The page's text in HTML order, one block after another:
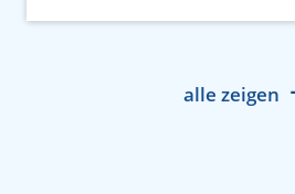
alle zeigen